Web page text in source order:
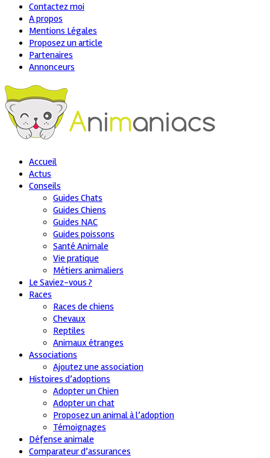
Contactez moi
A propos
Mentions Légales
Proposez un article
Partenaires
Annonceurs
Accueil
Actus
Conseils
Guides Chats
Guides Chiens
Guides NAC
Guides poissons
Santé Animale
Vie pratique
Métiers animaliers
Le Saviez-vous ?
Races
Races de chiens
Chevaux
Reptiles
Animaux étranges
Associations
Ajoutez une association
Histoires d’adoptions
Adopter un Chien
Adopter un chat
Proposez un animal à l’adoption
Témoignages
Défense animale
Comparateur d’assurances